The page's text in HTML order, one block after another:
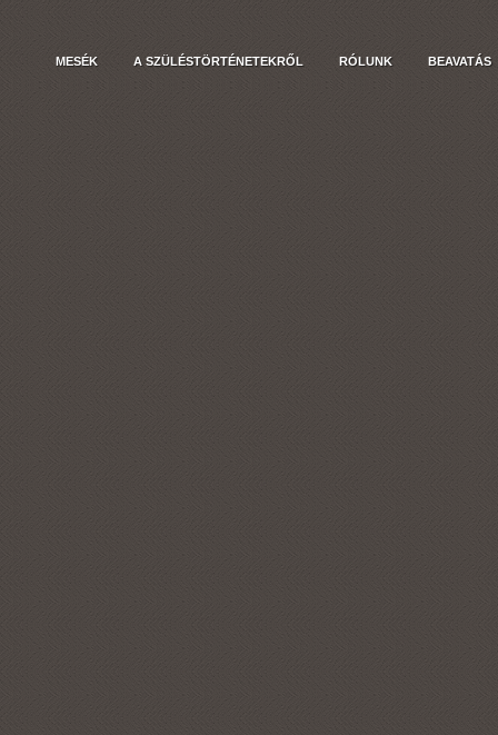
MESÉK A SZÜLÉSTÖRTÉNETEKRŐL RÓLUNK BEAVATÁS